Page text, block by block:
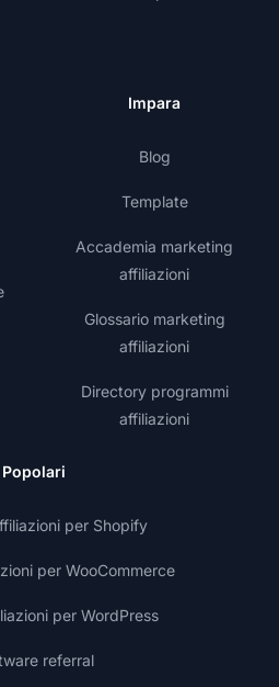
Impara
Blog
Template
Accademia marketing
affiliazioni
Glossario marketing
affiliazioni
Directory programmi
affiliazioni
Popolari
per Shopify
per WooCommerce
per WordPress
referral